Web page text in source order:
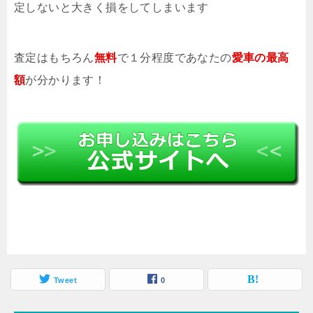
定しないと大きく損をしてしまいます
査定はもちろん無料で１分程度であなたの愛車の最高
額が分かります！
Tweet 0